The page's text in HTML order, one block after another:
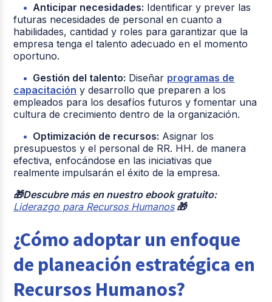
Anticipar necesidades: Identificar y prever las
futuras necesidades de personal en cuanto a
habilidades, cantidad y roles para garantizar que la
empresa tenga el talento adecuado en el momento
oportuno.
Gestión del talento: Diseñar programas de
capacitación y desarrollo que preparen a los
empleados para los desafíos futuros y fomentar una
cultura de crecimiento dentro de la organización.
Optimización de recursos: Asignar los
presupuestos y el personal de RR. HH. de manera
efectiva, enfocándose en las iniciativas que
realmente impulsarán el éxito de la empresa.
🎁Descubre más en nuestro ebook gratuito:
Liderazgo para Recursos Humanos🎁
¿Cómo adoptar un enfoque
de planeación estratégica en
Recursos Humanos?